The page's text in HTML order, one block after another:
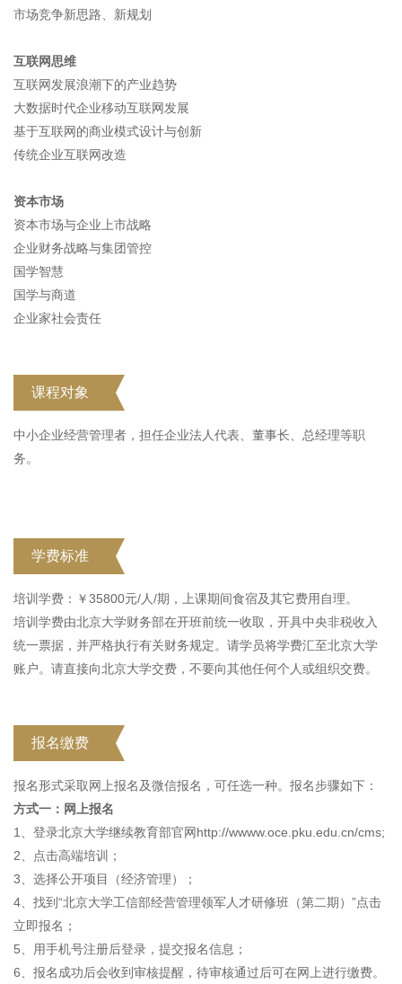
市场竞争新思路、新规划
互联网思维
互联网发展浪潮下的产业趋势
大数据时代企业移动互联网发展
基于互联网的商业模式设计与创新
传统企业互联网改造
资本市场
资本市场与企业上市战略
企业财务战略与集团管控
国学智慧
国学与商道
企业家社会责任
课程对象
中小企业经营管理者，担任企业法人代表、董事长、总经理等职
务。
学费标准
培训学费：￥35800元/人/期，上课期间食宿及其它费用自理。
培训学费由北京大学财务部在开班前统一收取，开具中央非税收入
统一票据，并严格执行有关财务规定。请学员将学费汇至北京大学
账户。请直接向北京大学交费，不要向其他任何个人或组织交费。
报名缴费
报名形式采取网上报名及微信报名，可任选一种。报名步骤如下：
方式一：网上报名
1、登录北京大学继续教育部官网http://wwww.oce.pku.edu.cn/cms;
2、点击高端培训；
3、选择公开项目（经济管理）；
4、找到“北京大学工信部经营管理领军人才研修班（第二期）”点击
立即报名；
5、用手机号注册后登录，提交报名信息；
6、报名成功后会收到审核提醒，待审核通过后可在网上进行缴费。